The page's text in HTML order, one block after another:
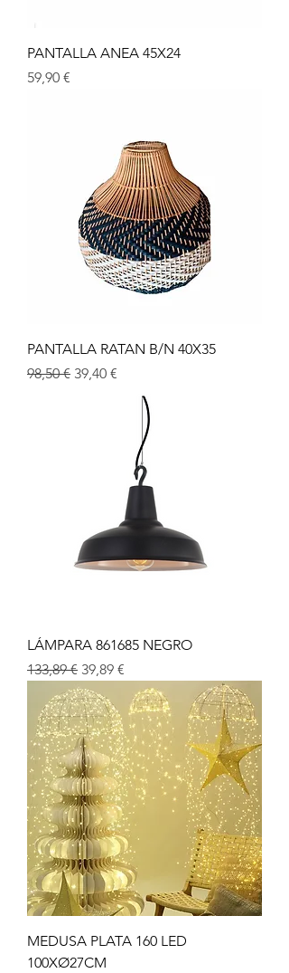
PANTALLA ANEA 45X24
Precio
59,90 €
PANTALLA RATAN B/N 40X35
Precio
98,50 € Precio de oferta
39,40 €
LÁMPARA 861685 NEGRO
Precio
133,89 € Precio de oferta
39,89 €
MEDUSA PLATA 160 LED
100XØ27CM